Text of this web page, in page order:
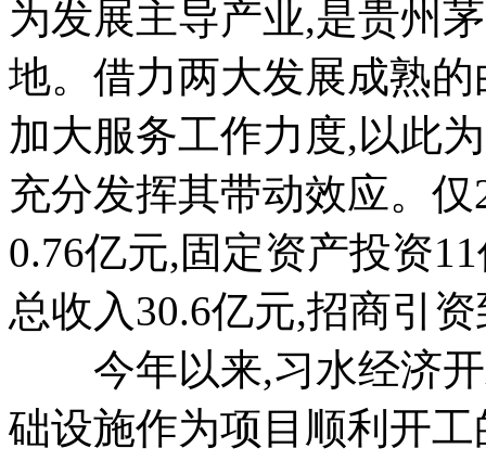
为发展主导产业,是贵州
地。借力两大发展成熟
加大服务工作力度,以此
充分发挥其带动效应。
0.76亿元,固定资产投资
总收入30.6亿元,招商引
今年以来,习水经济开
础设施作为项目顺利开